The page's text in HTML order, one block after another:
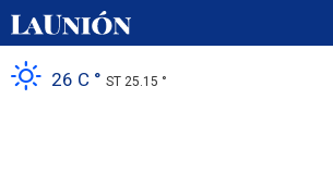
26 C ° ST 25.15 °